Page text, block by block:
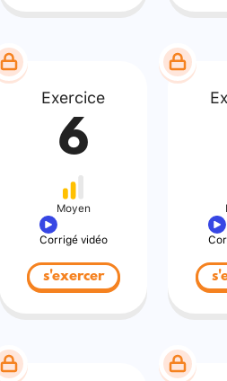
Exercice
6
Moyen
Corrigé vidéo
s'exercer